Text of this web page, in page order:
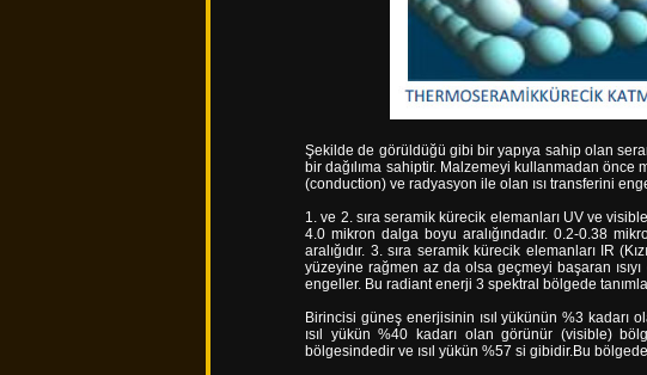
Şekilde de görüldüğü gibi bir yapıya sahip olan
bir dağılıma sahiptir. Malzemeyi kullanmadan önce
(conduction) ve radyasyon ile olan ısı transferini
1. ve 2. sıra seramik kürecik elemanları UV ve
4.0 mikron dalga boyu aralığındadır. 0.2-0.38
aralığıdır. 3. sıra seramik kürecik elemanları IR
yüzeyine rağmen az da olsa geçmeyi başaran
engeller. Bu radiant enerji 3 spektral bölgede
Birincisi güneş enerjisinin ısıl yükünün %3 kadarı
ısıl yükün %40 kadarı olan görünür (visible)
bölgesindedir ve ısıl yükün %57 si gibidir.Bu